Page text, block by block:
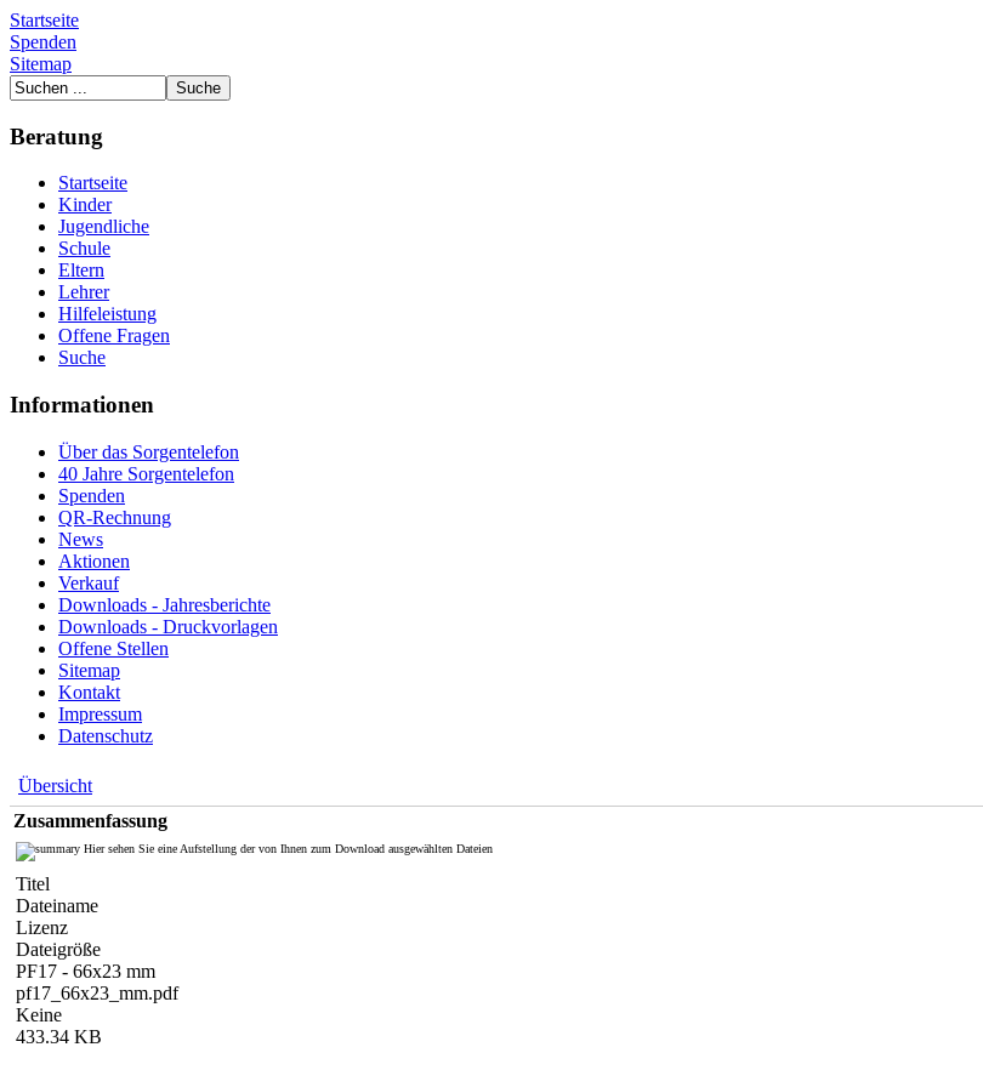
Startseite
Spenden
Sitemap
Beratung
Startseite
Kinder
Jugendliche
Schule
Eltern
Lehrer
Hilfeleistung
Offene Fragen
Suche
Informationen
Über das Sorgentelefon
40 Jahre Sorgentelefon
Spenden
QR-Rechnung
News
Aktionen
Verkauf
Downloads - Jahresberichte
Downloads - Druckvorlagen
Offene Stellen
Sitemap
Kontakt
Impressum
Datenschutz
Übersicht
Zusammenfassung
Hier sehen Sie eine Aufstellung der von Ihnen zum Download ausgewählten Dateien
Titel
Dateiname
Lizenz
Dateigröße
PF17 - 66x23 mm
pf17_66x23_mm.pdf
Keine
433.34 KB